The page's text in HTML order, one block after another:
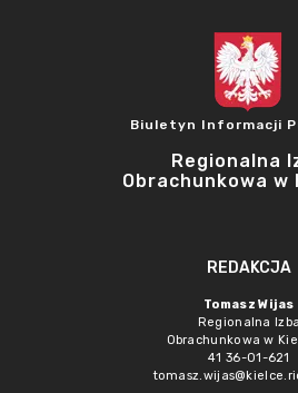
Biuletyn Informacji
Regionalna
Obrachunkowa w
REDAKCJA
Tomasz Wijas
Regionalna Izba
Obrachunkowa w
41 36-01-621